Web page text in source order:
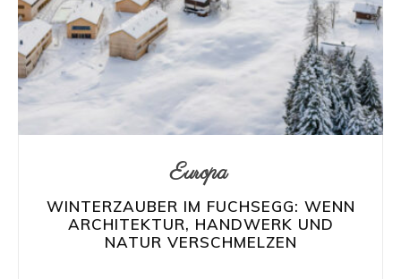
Europa
WINTERZAUBER IM FUCHSEGG: WENN
ARCHITEKTUR, HANDWERK UND
NATUR VERSCHMELZEN